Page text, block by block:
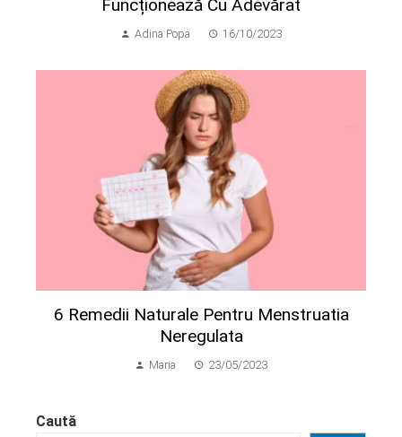
Funcționează Cu Adevărat
Adina Popa 16/10/2023
6 Remedii Naturale Pentru Menstruatia
Neregulata
Maria 23/05/2023
Caută